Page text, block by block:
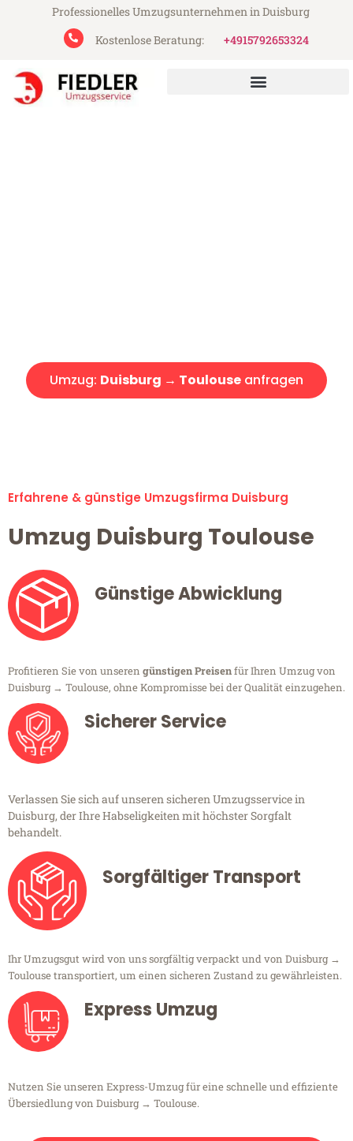
Professionelles Umzugsunternehmen in Duisburg
Kostenlose Beratung:
+4915792653324
Umzug: Duisburg → Toulouse anfragen
Erfahrene & günstige Umzugsfirma Duisburg
Umzug Duisburg Toulouse
Günstige Abwicklung
Profitieren Sie von unseren günstigen Preisenfür Ihren Umzug von
Duisburg → Toulouse, ohne Kompromisse bei der Qualität einzugehen.
Sicherer Service
Verlassen Sie sich auf unseren sicheren Umzugsservice in
Duisburg, der Ihre Habseligkeiten mit höchster Sorgfalt
behandelt.
Sorgfältiger Transport
Ihr Umzugsgut wird von uns sorgfältig verpackt und von Duisburg →
Toulouse transportiert, um einen sicheren Zustand zu gewährleisten.
Express Umzug
Nutzen Sie unseren Express-Umzug für eine schnelle und effiziente
Übersiedlung von Duisburg → Toulouse.